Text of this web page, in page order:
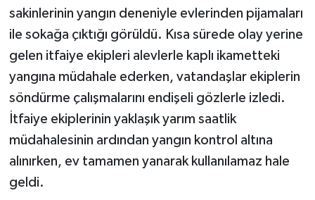
sakinlerinin yangın deneniyle evlerinden pijamaları
ile sokağa çıktığı görüldü. Kısa sürede olay yerine
gelen itfaiye ekipleri alevlerle kaplı ikametteki
yangına müdahale ederken, vatandaşlar ekiplerin
söndürme çalışmalarını endişeli gözlerle izledi.
İtfaiye ekiplerinin yaklaşık yarım saatlik
müdahalesinin ardından yangın kontrol altına
alınırken, ev tamamen yanarak kullanılamaz hale
geldi.